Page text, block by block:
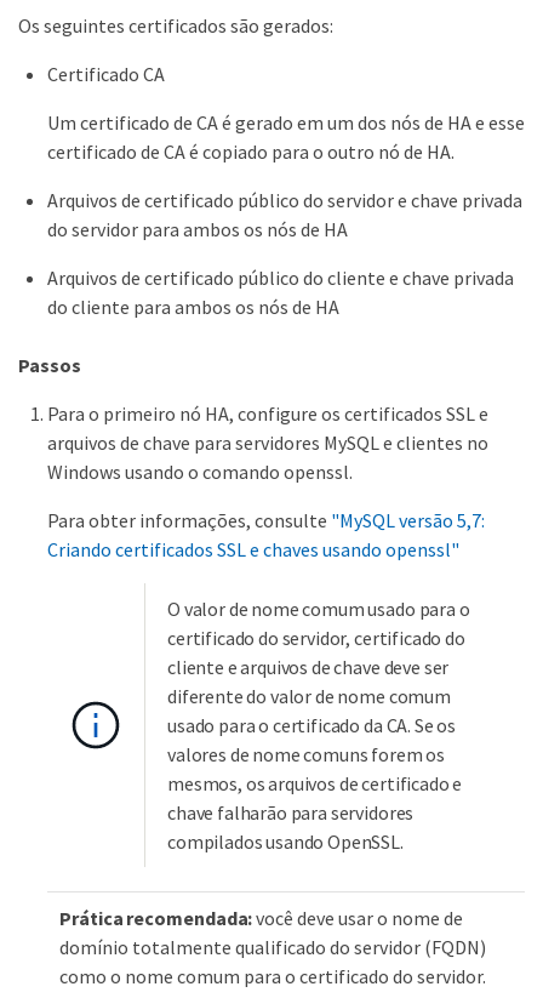
Os seguintes certificados são gerados:
Certificado CA
Um certificado de CA é gerado em um dos nós de HA e esse
certificado de CA é copiado para o outro nó de HA.
Arquivos de certificado público do servidor e chave privada
do servidor para ambos os nós de HA
Arquivos de certificado público do cliente e chave privada
do cliente para ambos os nós de HA
Passos
Para o primeiro nó HA, configure os certificados SSL e
arquivos de chave para servidores MySQL e clientes no
Windows usando o comando openssl.
Para obter informações, consulte "MySQL versão 5,7:
Criando certificados SSL e chaves usando openssl"
O valor de nome comum usado para o
certificado do servidor, certificado do
cliente e arquivos de chave deve ser
diferente do valor de nome comum
usado para o certificado da CA. Se os
valores de nome comuns forem os
mesmos, os arquivos de certificado e
chave falharão para servidores
compilados usando OpenSSL.
Prática recomendada:você deve usar o nome de
domínio totalmente qualificado do servidor (FQDN)
como o nome comum para o certificado do servidor.